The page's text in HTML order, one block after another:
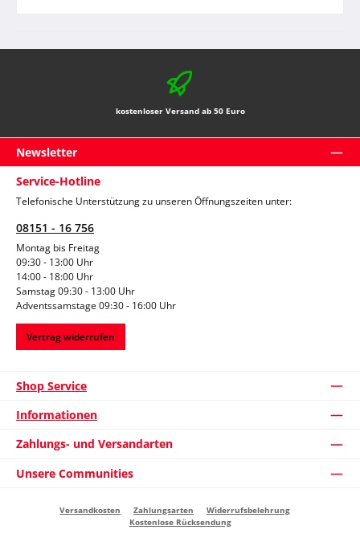
kostenloser Versand ab 50 Euro
Newsletter
Service-Hotline
Telefonische Unterstützung zu unseren Öffnungszeiten unter:
08151 - 16 756
Montag bis Freitag
09:30 - 13:00 Uhr
14:00 - 18:00 Uhr
Samstag 09:30 - 13:00 Uhr
Adventssamstage 09:30 - 16:00 Uhr
Vertrag widerrufen
Shop Service
Informationen
Zahlungs- und Versandarten
Unsere Communities
Versandkosten Zahlungsarten
Widerrufsbelehrung
Kostenlose Rücksendung